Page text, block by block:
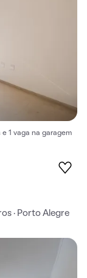
1 vaga na garagem
· Porto Alegre